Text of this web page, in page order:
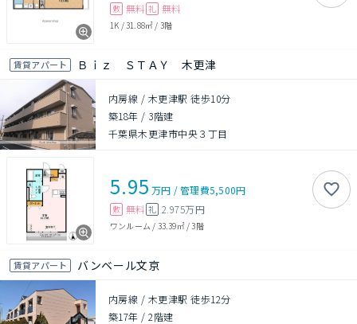
敷 無料 礼 無料
1K /31.88㎡ / 3階
賃貸アパート Ｂｉｚ ＳＴＡＹ 木更津
内房線 / 木更津駅 徒歩10分
築18年 / 3階建
千葉県木更津市中央３丁目
5.95 万円 /管理費5,500円
敷 無料 礼 2.975万円
ワンルーム / 33.39㎡/3階
賃貸アパート バンベール文京
内房線 / 木更津駅 徒歩12分
築17年 /2階建